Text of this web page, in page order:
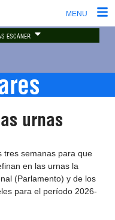
MENU
ESCÁNER
urnas
tres semanas para que
en las urnas la
(Parlamento) y de los
para el período 2026-